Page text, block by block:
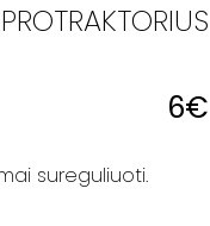
6€
sureguliuoti.